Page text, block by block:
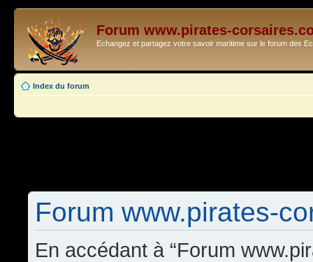
Forum www.pirates-
Echangez et partagez votre savoir maritime sur le forum des
Index du forum
Forum www.pirates-
En accédant à “Forum